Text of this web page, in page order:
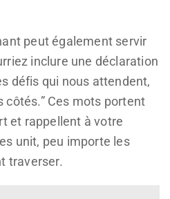
peut également servir
inclure une déclaration
défis qui nous attendent,
côtés.” Ces mots portent
et rappellent à votre
unit, peu importe les
traverser.